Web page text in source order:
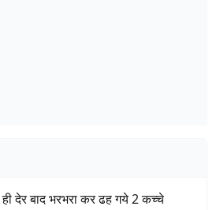
देर बाद भरभरा कर ढह गये 2 कच्चे